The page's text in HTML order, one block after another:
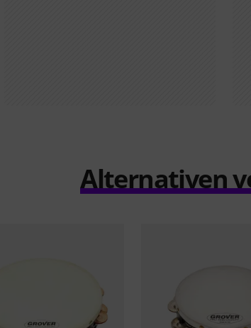
Alternativen